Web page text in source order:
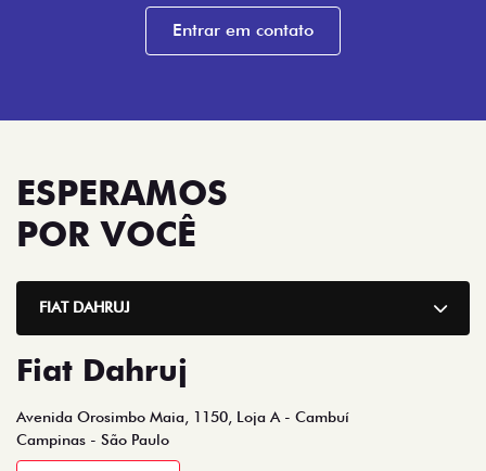
Entrar em contato
ESPERAMOS
POR VOCÊ
FIAT DAHRUJ
Fiat Dahruj
Avenida Orosimbo Maia, 1150, Loja A - Cambuí
Campinas - São Paulo